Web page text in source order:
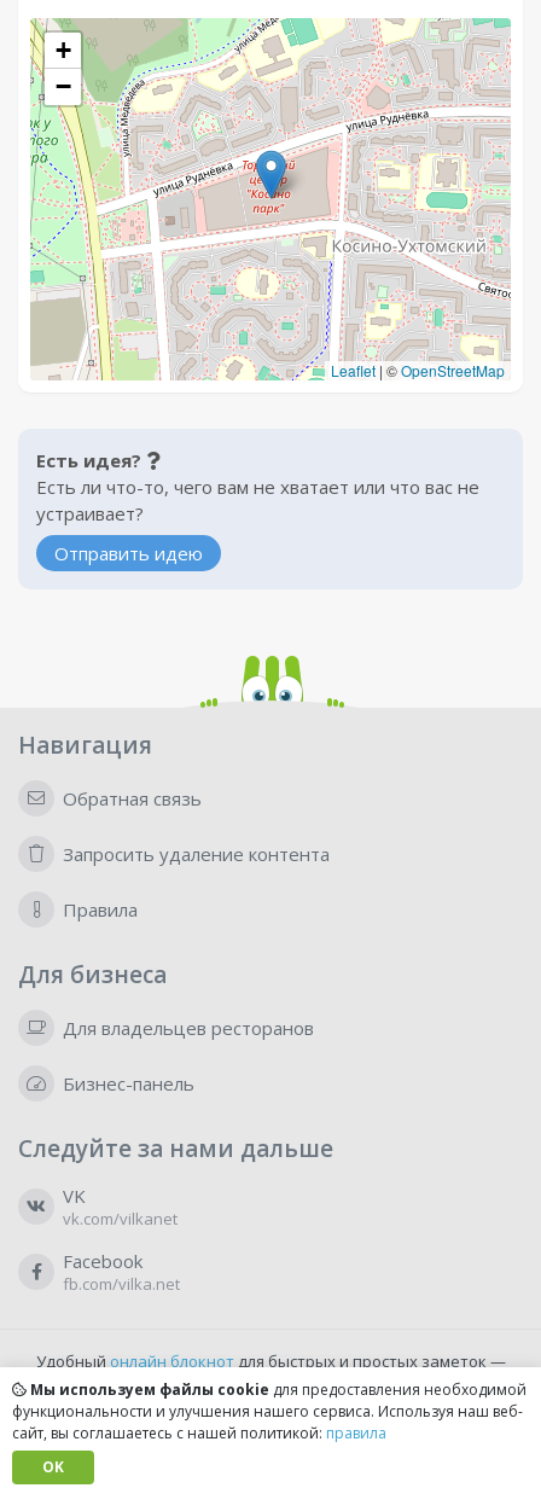
+
−
Leaflet | ©OpenStreetMap
Есть идея?
Есть ли что-то, чего вам не хватает или что вас не
устраивает?
Отправить идею
Навигация
Обратная связь
Запросить удаление контента
Правила
Для бизнеса
Для владельцев ресторанов
Бизнес-панель
Следуйте за нами дальше
VK
vk.com/vilkanet
Facebook
fb.com/vilka.net
Удобный онлайн блокнотдля быстрых и простых заметок —
бесплатно и доступно прямо из браузера.
Мы используем файлы cookie для предоставления необходимой
функциональности и улучшения нашего сервиса. Используя наш веб-
сайт, вы соглашаетесь с нашей политикой: правила
OK